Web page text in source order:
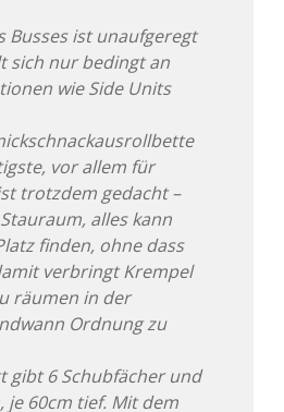
Busses ist unaufgeregt
sich nur bedingt an
wie Side Units
vor allem für
trotzdem gedacht –
alles kann
finden, ohne dass
verbringt Krempel
räumen in der
Ordnung zu
gibt 6 Schubfächer und
je 60cm tief. Mit dem